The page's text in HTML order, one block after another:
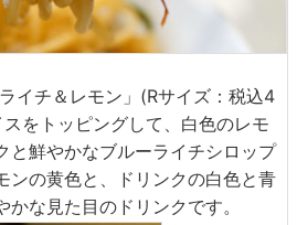
イチ＆レモン」(Rサイズ：税込4
をトッピングして、白色のレモ
と鮮やかなブルーライチシロップ
ンの黄色と、ドリンクの白色と青
な見た目のドリンクです。